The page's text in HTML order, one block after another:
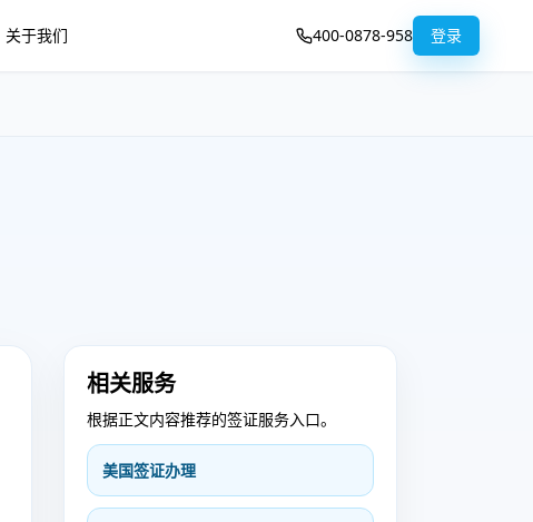
关于我们 400-0878-958 登录
相关服务
根据正文内容推荐的签证服务入口。
美国签证办理